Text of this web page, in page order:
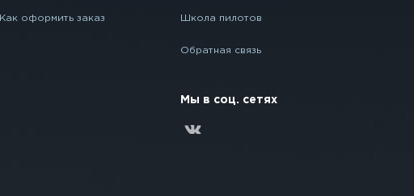
Как оформить заказ Школа пилотов
Обратная связь
Мы в соц. сетях